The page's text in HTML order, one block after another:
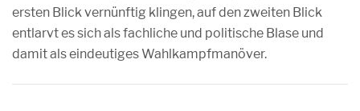
ersten Blick vernünftig klingen, auf den zweiten Blick
entlarvt es sich als fachliche und politische Blase und
damit als eindeutiges Wahlkampfmanöver.